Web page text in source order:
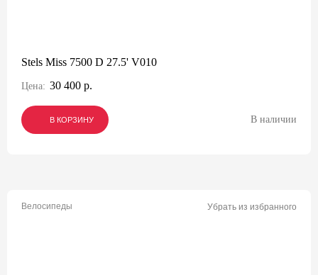
Stels Miss 7500 D 27.5' V010
Цена: 30 400 р.
В КОРЗИНУ
В КОРЗИНУ
В КОРЗИНУ В наличии
Велосипеды Убрать из избранного